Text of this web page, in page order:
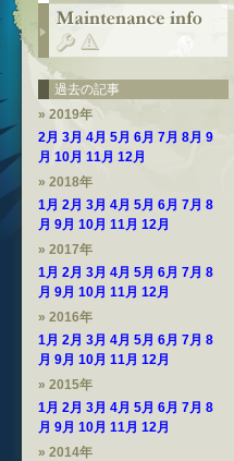
過去の記事
» 2019年
2月 3月 4月 5月 6月 7月 8月 9
月 10月 11月 12月
» 2018年
1月 2月 3月 4月 5月 6月 7月 8
月 9月 10月 11月 12月
» 2017年
1月 2月 3月 4月 5月 6月 7月 8
月 9月 10月 11月 12月
» 2016年
1月 2月 3月 4月 5月 6月 7月 8
月 9月 10月 11月 12月
» 2015年
1月 2月 3月 4月 5月 6月 7月 8
月 9月 10月 11月 12月
» 2014年